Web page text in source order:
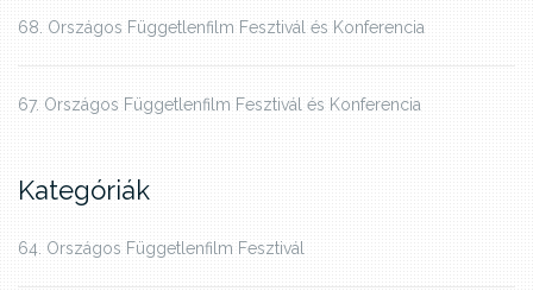
68. Országos Függetlenfilm Fesztivál és Konferencia
67. Országos Függetlenfilm Fesztivál és Konferencia
Kategóriák
64. Országos Függetlenfilm Fesztivál